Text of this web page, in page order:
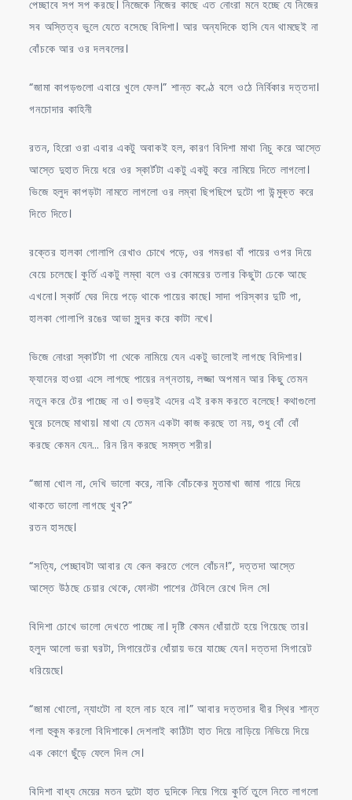
পেচ্ছাবে সপ সপ করছে। নিজেকে নিজের কাছে এত নোংরা মনে হচ্ছে যে নিজের
সব অস্তিত্ব ভুলে যেতে বসেছে বিদিশা। আর অন্যদিকে হাসি যেন থামছেই না
বোঁচকে আর ওর দলবলের।
“জামা কাপড়গুলো এবারে খুলে ফেল।” শান্ত কণ্ঠে বলে ওঠে নির্বিকার দত্তদা।
গনচোদার কাহিনী
রতন, হিরো ওরা এবার একটু অবাকই হল, কারণ বিদিশা মাথা নিচু করে আস্তে
আস্তে দুহাত দিয়ে ধরে ওর স্কার্টটা একটু একটু করে নামিয়ে দিতে লাগলো।
ভিজে হলুদ কাপড়টা নামতে লাগলো ওর লম্বা ছিপছিপে দুটো পা উন্মুক্ত করে
দিতে দিতে।
রক্তের হালকা গোলাপি রেখাও চোখে পড়ে, ওর গমরঙা বাঁ পায়ের ওপর দিয়ে
বেয়ে চলেছে। কুর্তি একটু লম্বা বলে ওর কোমরের তলার কিছুটা ঢেকে আছে
এখনো। স্কার্ট ঘের দিয়ে পড়ে থাকে পায়ের কাছে। সাদা পরিস্কার দুটি পা,
হালকা গোলাপি রঙের আভা সুন্দর করে কাটা নখে।
ভিজে নোংরা স্কার্টটা গা থেকে নামিয়ে যেন একটু ভালোই লাগছে বিদিশার।
ফ্যানের হাওয়া এসে লাগছে পায়ের নগ্নতায়, লজ্জা অপমান আর কিছু তেমন
নতুন করে টের পাচ্ছে না ও। শুভ্রই এদের এই রকম করতে বলেছে! কথাগুলো
ঘুরে চলেছে মাথায়। মাথা যে তেমন একটা কাজ করছে তা নয়, শুধু বোঁ বোঁ
করছে কেমন যেন… রিন রিন করছে সমস্ত শরীর।
“জামা খোল না, দেখি ভালো করে, নাকি বোঁচকের মুতমাখা জামা গায়ে দিয়ে
থাকতে ভালো লাগছে খুব?”
রতন হাসছে।
“সত্যি, পেচ্ছাবটা আবার যে কেন করতে গেলে বোঁচন!”, দত্তদা আস্তে
আস্তে উঠছে চেয়ার থেকে, ফোনটা পাশের টেবিলে রেখে দিল সে।
বিদিশা চোখে ভালো দেখতে পাচ্ছে না। দৃষ্টি কেমন ধোঁয়াটে হয়ে গিয়েছে তার।
হলুদ আলো ভরা ঘরটা, সিগারেটের ধোঁয়ায় ভরে যাচ্ছে যেন। দত্তদা সিগারেট
ধরিয়েছে।
“জামা খোলো, ন্যাংটো না হলে নাচ হবে না।” আবার দত্তদার ধীর স্থির শান্ত
গলা হুকুম করলো বিদিশাকে। দেশলাই কাঠিটা হাত দিয়ে নাড়িয়ে নিভিয়ে দিয়ে
এক কোণে ছুঁড়ে ফেলে দিল সে।
বিদিশা বাধ্য মেয়ের মতন দুটো হাত দুদিকে নিয়ে গিয়ে কুর্তি তুলে নিতে লাগলো